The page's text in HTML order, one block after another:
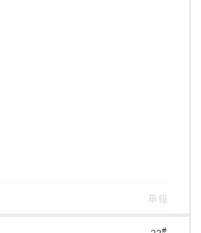
舉報
#